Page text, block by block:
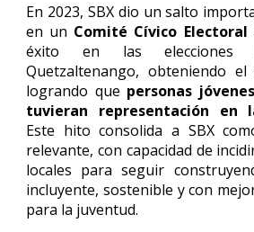
En 2023, SBX dio un salto
en un Comité Cívico Electoral
éxito en las elecciones
Quetzaltenango, obteniendo
logrando que personas
tuvieran representación en
Este hito consolida a SBX
relevante, con capacidad de
locales para seguir
incluyente, sostenible y con
para la juventud.